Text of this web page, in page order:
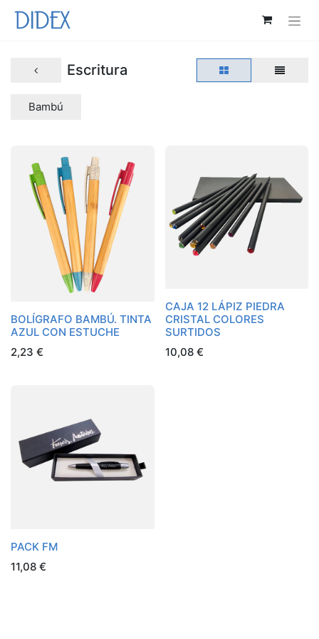
Escritura
Bambú
BOLÍGRAFO BAMBÚ. TINTA
AZUL CON ESTUCHE
2,23 €
CAJA 12 LÁPIZ PIEDRA
CRISTAL COLORES
SURTIDOS
10,08€
PACK FM
11,08 €